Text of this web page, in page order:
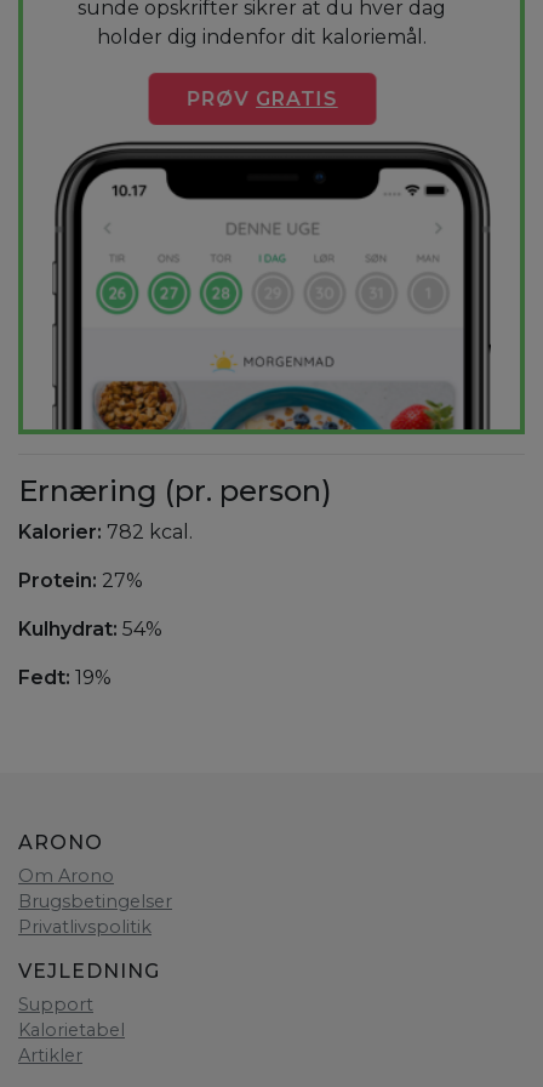
sunde opskrifter sikrer at du hver dag
holder dig indenfor dit kaloriemål.
PRØV GRATIS
Ernæring (pr. person)
Kalorier: 782 kcal.
Protein: 27%
Kulhydrat: 54%
Fedt: 19%
ARONO
Om Arono
Brugsbetingelser
Privatlivspolitik
VEJLEDNING
Support
Kalorietabel
Artikler